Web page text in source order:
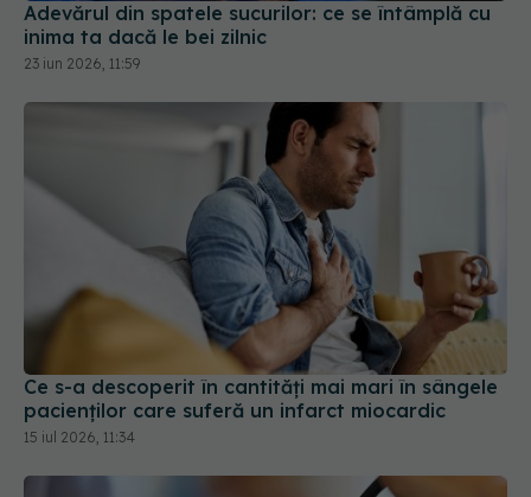
Adevărul din spatele sucurilor: ce se întâmplă cu
inima ta dacă le bei zilnic
23 iun 2026, 11:59
Ce s-a descoperit în cantități mai mari în sângele
pacienților care suferă un infarct miocardic
15 iul 2026, 11:34